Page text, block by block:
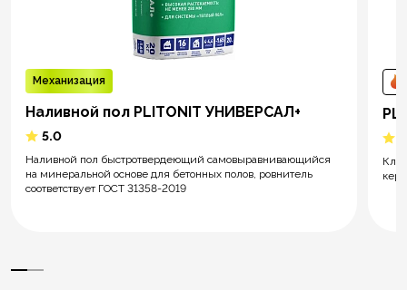
Механизация
Наливной пол PLITONIT УНИВЕРСАЛ+
5.0
Наливной пол быстротвердеющий самовыравнивающийся
на минеральной основе для бетонных полов, ровнитель
соответствует ГОСТ 31358-2019